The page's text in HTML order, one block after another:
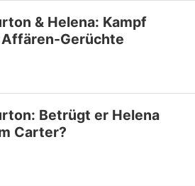
& Helena: Kampf
Gerüchte
Betrügt er Helena
Carter?